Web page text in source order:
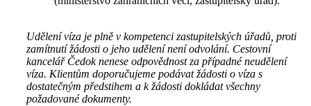
Udělení víza je plně v kompetenci zastupitelských úřadů, proti
zamítnutí žádosti o jeho udělení není odvolání. Cestovní
kancelář Čedok nenese odpovědnost za případné neudělení
víza. Klientům doporučujeme podávat žádosti o víza s
dostatečným předstihem a k žádosti dokládat všechny
požadované dokumenty.